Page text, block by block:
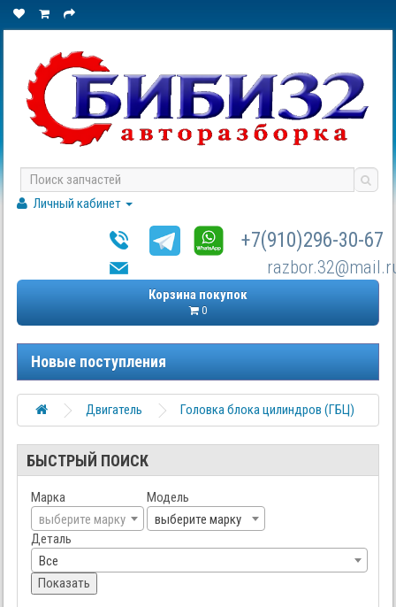
Личный кабинет
+7(910)296-30-67
Корзина покупок
0
Новые поступления
Двигатель Головка блока цилиндров (ГБЦ)
БЫСТРЫЙ ПОИСК
Марка
выберите марку
Модель
выберите марку
Деталь
Все
Показать